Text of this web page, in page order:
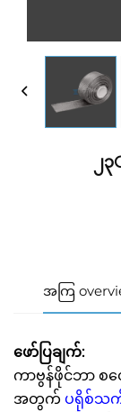
၂
အကြ
ဖော်ပြချက်:
ကာဗွန်ဖိုင်ဘာ စ
အတွက် ပရိုစ်သ